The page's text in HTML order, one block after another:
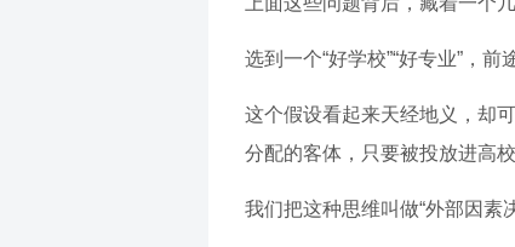
选到一个“好学校”“好专业”，前
这个假设看起来天经地义，却
分配的客体，只要被投放进高校
我们把这种思维叫做“外部因